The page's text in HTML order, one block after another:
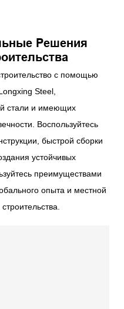
Решения
с помощью
Steel,
стали и имеющих
Воспользуйтесь
быстрой сборки
устойчивых
преимуществами
опыта и местной